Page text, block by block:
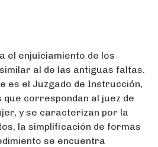
el enjuiciamiento de los
al de las antiguas faltas.
es el Juzgado de Instrucción,
correspondan al juez de
y se caracterizan por la
la simplificación de formas
se encuentra